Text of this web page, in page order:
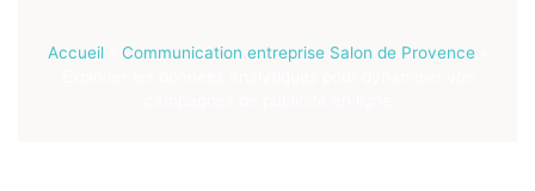
Accueil» Communication entreprise Salon de Provence»